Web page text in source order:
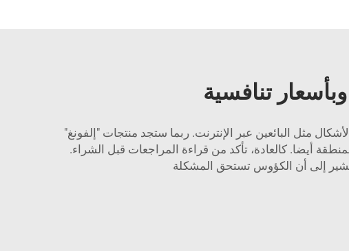
تنافسية
مثل البائعين عبر الإنترنت. ربما ستجد منتجات "إلفونغ"
أيضا. كالعادة، تأكد من قراءة المراجعات قبل الشراء.
تشير إلى أن الكؤوس تستحق المشكلة